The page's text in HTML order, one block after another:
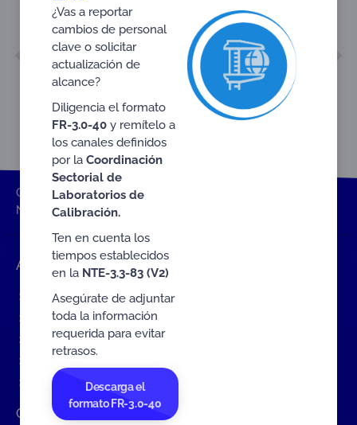
ANTERIOR
NTE-3.3-19
SIGUIENTE
NTE-3.3-23
ONAC Inicio ONAC Documentos
NTE-3.3-20
Accesos rápidos
Eventos
Tarifas MIT
Servicios de ONAC
Documentos
Contratación de Bienes y Servicios
¿Vas a reportar
cambios de personal
clave o solicitar
actualización de
alcance?
Diligencia el formato
FR-3.0-40y remítelo a
los canales definidos
por la Coordinación
Sectorial de
Laboratorios de
Calibración.
Ten en cuenta los
tiempos establecidos
en la NTE-3.3-83 (V2)
Asegúrate de adjuntar
toda la información
requerida para evitar
retrasos.
Descarga el
formato FR-3.0-40